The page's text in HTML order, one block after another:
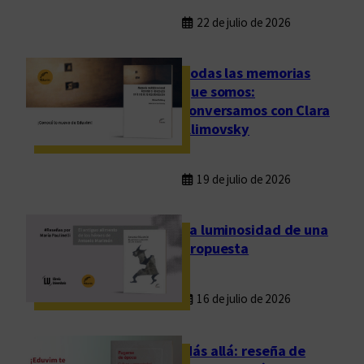
22 de julio de 2026
Todas las memorias
que somos:
conversamos con Clara
Klimovsky
19 de julio de 2026
La luminosidad de una
propuesta
16 de julio de 2026
Más allá: reseña de